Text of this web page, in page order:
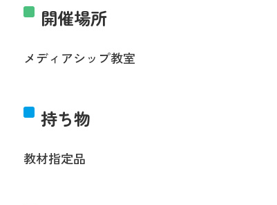
開催場所
メディアシップ教室
持ち物
教材指定品